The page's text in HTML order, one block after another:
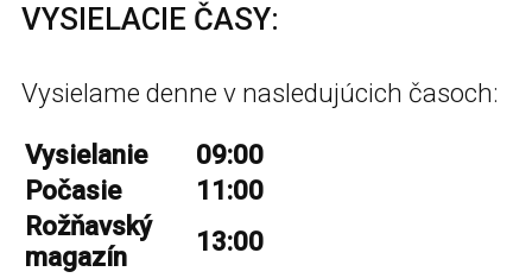
VYSIELACIE ČASY:
Vysielame denne v nasledujúcich časoch:
Vysielanie
09:00
Počasie
11:00
Rožňavský
magazín
13:00